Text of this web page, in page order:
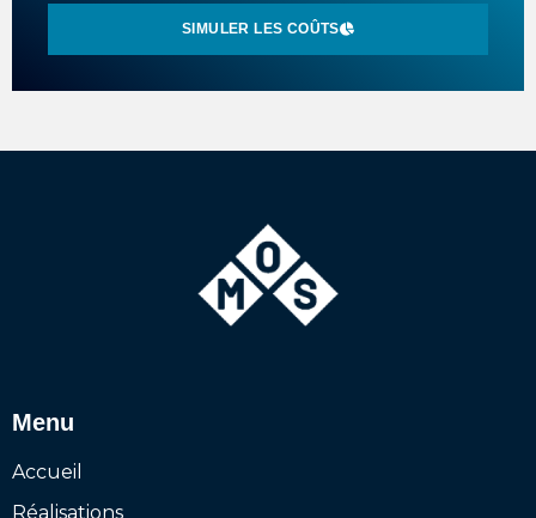
SIMULER LES COÛTS
Menu
Accueil
Réalisations